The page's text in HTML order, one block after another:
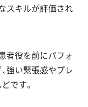
スキルが評価され
者役を前にパフォ
強い緊張感やプレ
です。